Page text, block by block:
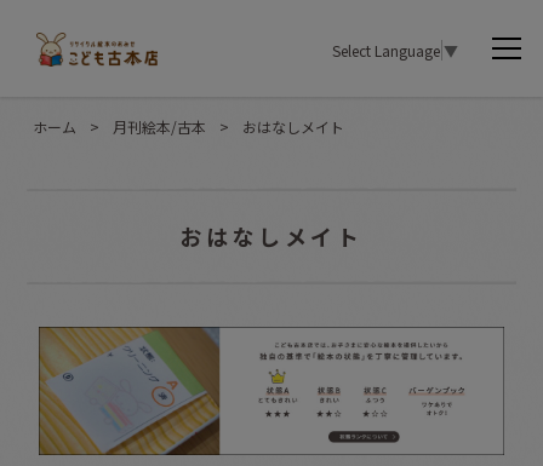
Select Language▼
ホーム > 月刊絵本/古本 > おはなしメイト
おはなしメイト